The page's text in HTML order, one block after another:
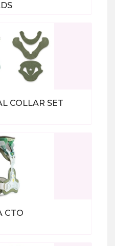
COLLAR SET
producten
CTO